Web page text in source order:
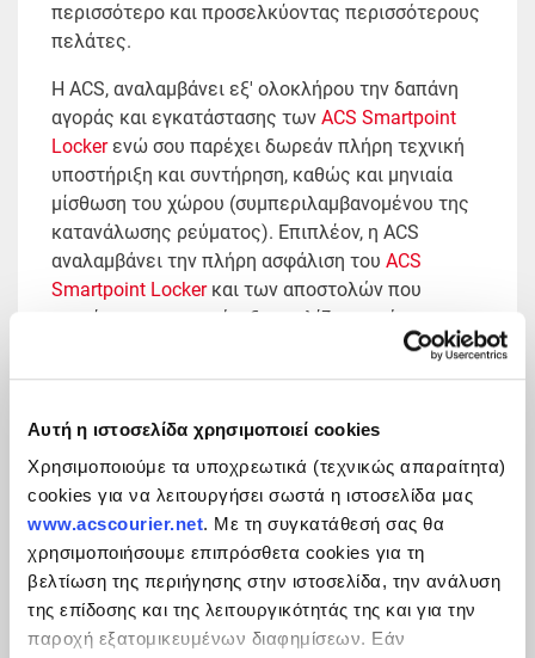
Αυτή η ιστοσελίδα χρησιμοποιεί cookies
Χρησιμοποιούμε τα υποχρεωτικά (τεχνικώς απαραίτητα)
cookies για να λειτουργήσει σωστά η ιστοσελίδα μας
www.acscourier.net. Με τη συγκατάθεσή σας θα
χρησιμοποιήσουμε επιπρόσθετα cookies για τη
βελτίωση της περιήγησης στην ιστοσελίδα, την ανάλυση
της επίδοσης και της λειτουργικότητάς της και για την
παροχή εξατομικευμένων διαφημίσεων. Εάν
περισσότερο και προσελκύοντας περισσότερους
πελάτες.
Η ACS, αναλαμβάνει εξ' ολοκλήρου την δαπάνη
αγοράς και εγκατάστασης των ACS Smartpoint
Lockerενώ σου παρέχει δωρεάν πλήρη τεχνική
υποστήριξη και συντήρηση, καθώς και μηνιαία
μίσθωση του χώρου (συμπεριλαμβανομένου της
κατανάλωσης ρεύματος). Επιπλέον, η ACS
αναλαμβάνει την πλήρη ασφάλιση του ACS
Smartpoint Lockerκαι των αποστολών που
περιέχονται σε αυτό, εξασφαλίζοντας ότι η
τοποθέτησή του θα σου επιφέρει μηδενικό ρίσκο
και χρεώσεις.